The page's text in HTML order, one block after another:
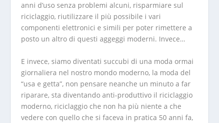
anni d’uso senza problemi alcuni, risparmiare sul
riciclaggio, riutilizzare il più possibile i vari
componenti elettronici e simili per poter rimettere a
posto un altro di questi aggeggi moderni. Invece…
E invece, siamo diventati succubi di una moda ormai
giornaliera nel nostro mondo moderno, la moda del
“usa e getta”, non pensare neanche un minuto a far
riparare, sta diventando anti-produttivo il riciclaggio
moderno, riciclaggio che non ha più niente a che
vedere con quello che si faceva in pratica 50 anni fa,